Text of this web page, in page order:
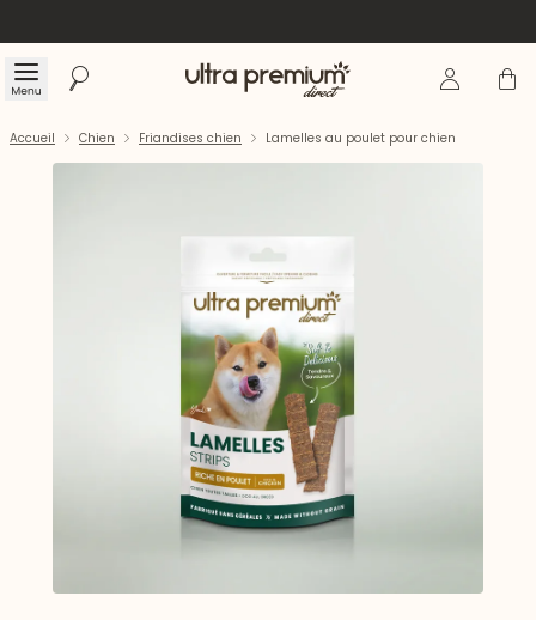
Menu Rechercher Accueil Se Panier
Accueil Chien Friandises chien Lamelles au poulet pour chien